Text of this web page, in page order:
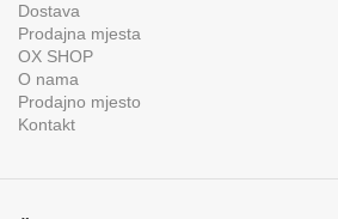
Dostava
Prodajna mjesta
OX SHOP
O nama
Prodajno mjesto
Kontakt